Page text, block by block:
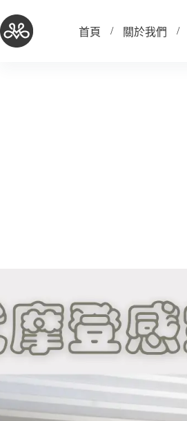
至
主
首頁 關於我們